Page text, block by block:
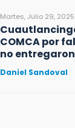
Martes, Julio 29, 2025
COMCA por
no
Daniel Sandoval